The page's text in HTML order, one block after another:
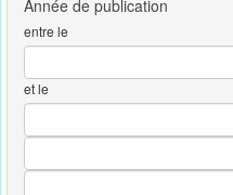
entre le
et le